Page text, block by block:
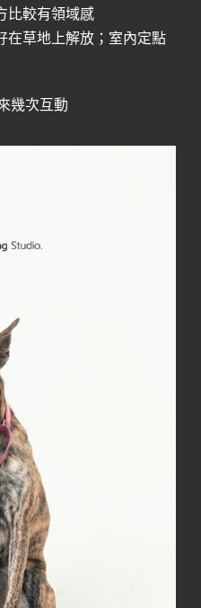
比較有領域感
在草地上解放；室內定點
幾次互動